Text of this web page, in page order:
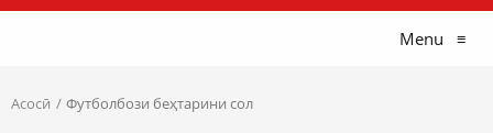
Menu ≡
Асосӣ Футболбози беҳтарини сол